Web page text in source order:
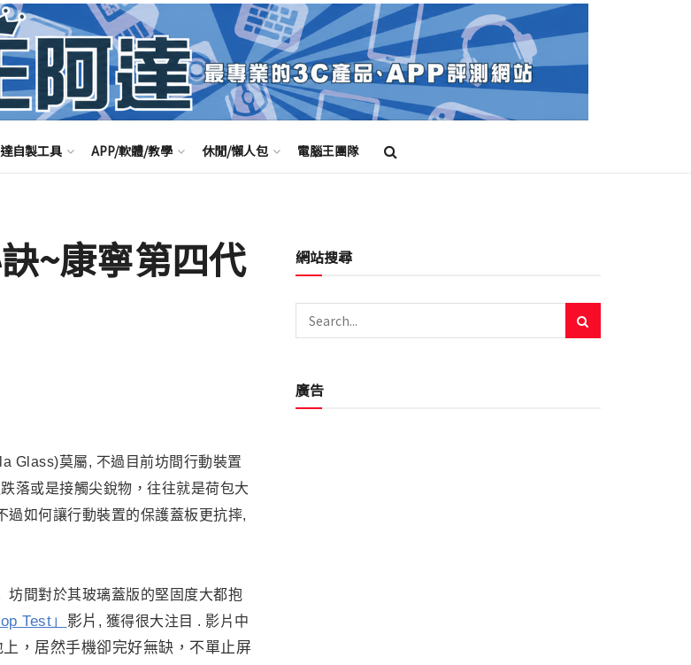
自製工具 APP/軟體/教學 休閒/懶人包 電腦王團隊
~康寧第四代
Glass)莫屬, 不過目前坊間行動裝置
落或是接觸尖銳物，往往就是荷包大
過如何讓行動裝置的保護蓋板更抗摔,
坊間對於其玻璃蓋版的堅固度大都抱
Test」 影片 , 獲得很大注目 . 影片中
，居然手機卻完好無缺，不單止屏
網站搜尋
廣告